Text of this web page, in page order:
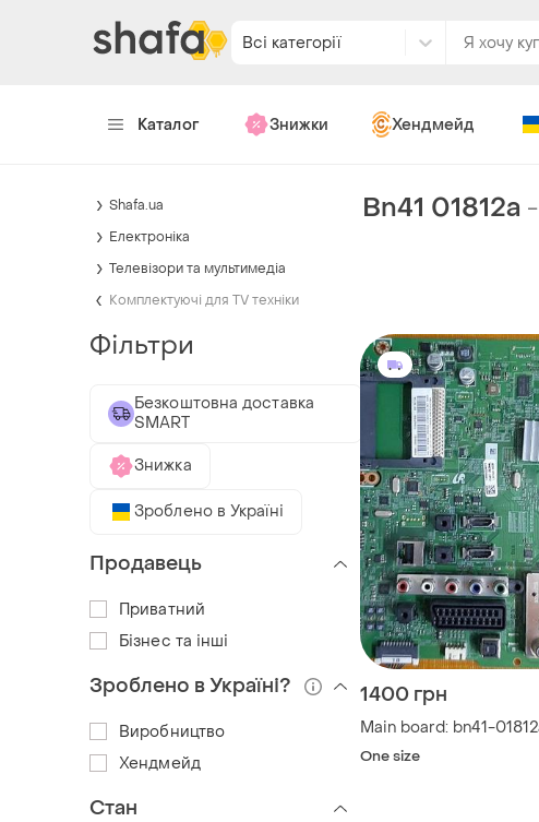
Всі категорії
Каталог Знижки Хендмейд
Bn41 01812a -
1400 грн
Main board: bn41-
One size
Shafa.ua
Електроніка
Телевізори та мультимедіа
Комплектуючі для TV техніки
Фільтри
Безкоштовна доставка
SMART
Знижка
Зроблено в Україні
Продавець
Приватний
Бізнес та інші
Зроблено в Україні?
Виробництво
Хендмейд
Стан